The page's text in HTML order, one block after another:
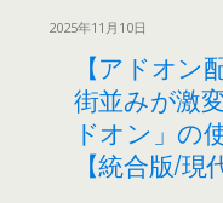
2025年11月10日
【アドオン
街並みが激
ドオン」の
【統合版/現